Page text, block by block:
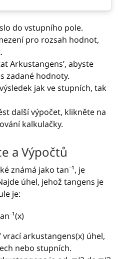
do vstupního pole.
pro rozsah hodnot,
Arkustangens’, abyste
zadané hodnoty.
jak ve stupních, tak
další výpočet, klikněte na
kalkulačky.
a Výpočtů
známá jako tan⁻¹, je
úhel, jehož tangens je
je:
vrací arkustangens(x) úhel,
nebo stupních.